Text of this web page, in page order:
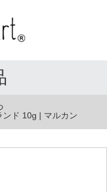
ンド 10g | マルカン